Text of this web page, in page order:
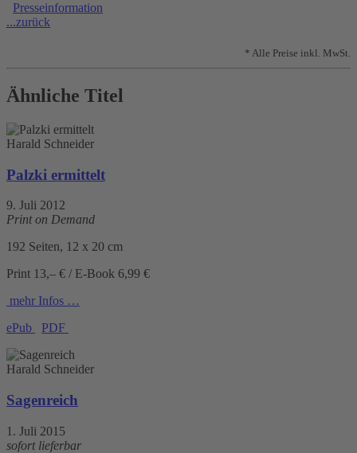
Presseinformation
...zurück
* Alle Preise inkl. MwSt.
Ähnliche Titel
Harald Schneider
Palzki ermittelt
9. Juli 2012
Print on Demand
192 Seiten, 12 x 20 cm
Print 13,– € / E-Book 6,99 €
mehr Infos …
ePub
PDF
Harald Schneider
Sagenreich
1. Juli 2015
sofort lieferbar